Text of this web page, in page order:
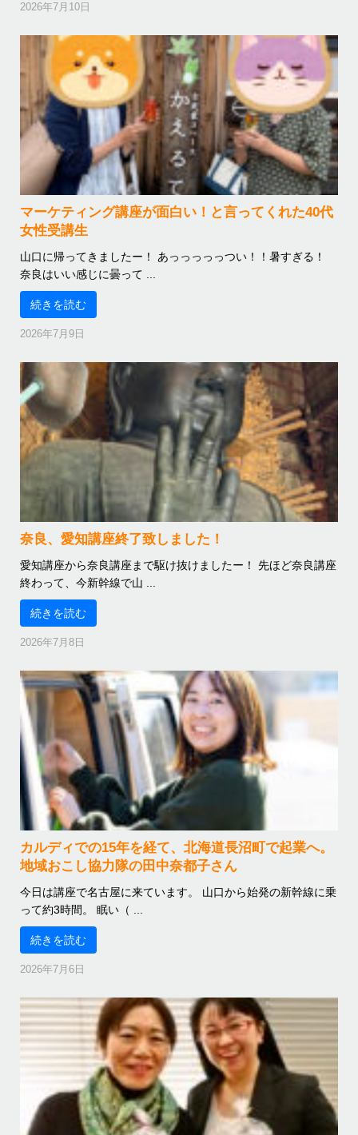
2026年7月10日
マーケティング講座が面白い！と言ってくれた40代
女性受講生
山口に帰ってきましたー！ あっっっっっつい！！暑すぎる！
奈良はいい感じに曇って ...
続きを読む
2026年7月9日
奈良、愛知講座終了致しました！
愛知講座から奈良講座まで駆け抜けましたー！ 先ほど奈良講座
終わって、今新幹線で山 ...
続きを読む
2026年7月8日
カルディでの15年を経て、北海道長沼町で起業へ。
地域おこし協力隊の田中奈都子さん
今日は講座で名古屋に来ています。 山口から始発の新幹線に乗
って約3時間。 眠い（ ...
続きを読む
2026年7月6日